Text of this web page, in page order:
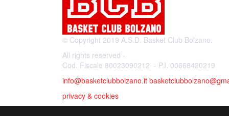
© Copyright 2019 A.S.D. Basket Club Bolzano.
All rights reserved -
Cod. Fiscale 80023090212 - P.I. 00668420219
info@basketclubbolzano.it
privacy & cookies